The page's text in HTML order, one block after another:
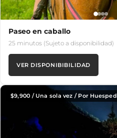
Paseo en caballo
25 minutos (Sujeto a disponibilidad)
VER DISPONIBIBILIDAD
$9,900 / Una sola vez / Por Huesped